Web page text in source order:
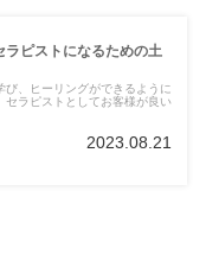
ラピストになるための土
び、ヒーリングができるように
セラピストとしてお客様が良い
2023.08.21